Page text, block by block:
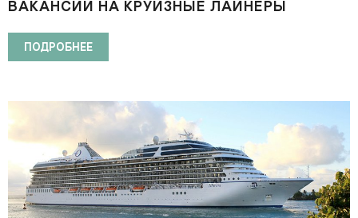
ВАКАНСИИ НА КРУИЗНЫЕ ЛАЙНЕРЫ
SEVEN SEAS CRUISES
ПОДРОБНЕЕ